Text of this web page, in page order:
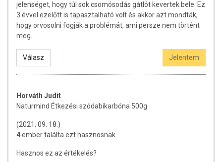
jelenséget, hogy túl sok csomósodás gátlót kevertek bele. Ez
3 évvel ezelőtt is tapasztalható volt és akkor azt mondták,
hogy orvosolni fogják a problémát, ami persze nem történt
meg.
Válasz Jelentem
Horváth Judit
Naturmind Étkezési szódabikarbóna 500g
(2021. 09. 18.)
4ember találta ezt hasznosnak
Hasznos ez az értékelés?